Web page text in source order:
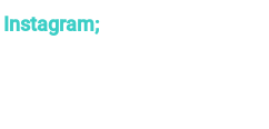
Instagram;